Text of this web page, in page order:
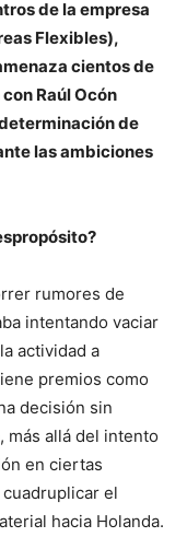
de la empresa
Flexibles),
cientos de
Raúl Ocón
de
las ambiciones
rumores de
intentando vaciar
actividad a
premios como
decisión sin
más allá del intento
en ciertas
el
hacia Holanda.